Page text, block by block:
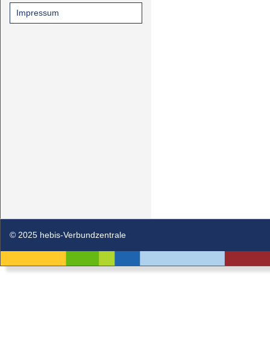
Impressum
© 2025 hebis-Verbundzentrale